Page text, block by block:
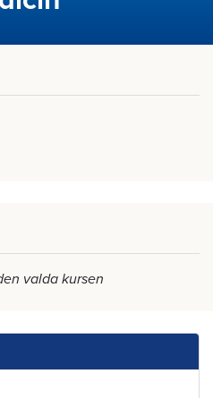
valda kursen